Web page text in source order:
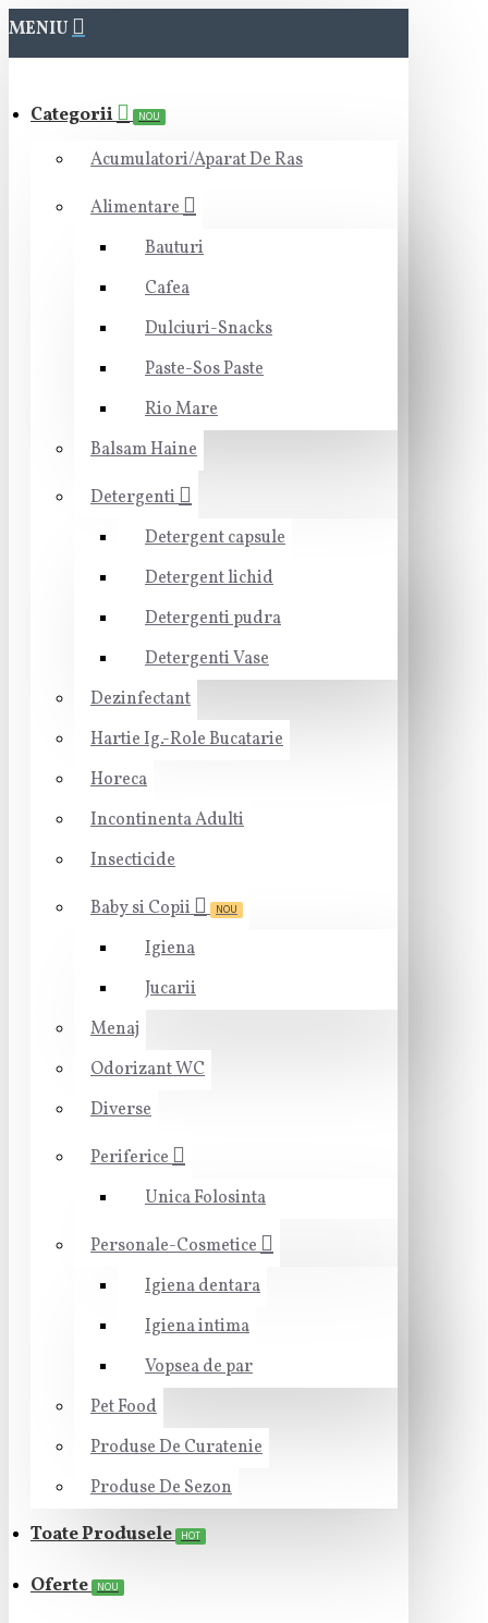
MENIU
Categorii NOU
Acumulatori/Aparat De Ras
Alimentare
Bauturi
Cafea
Dulciuri-Snacks
Paste-Sos Paste
Rio Mare
Balsam Haine
Detergenti
Detergent capsule
Detergent lichid
Detergenti pudra
Detergenti Vase
Dezinfectant
Hartie Ig.-Role Bucatarie
Horeca
Incontinenta Adulti
Insecticide
Baby si Copii
NOU
Igiena
Jucarii
Menaj
Odorizant WC
Diverse
Periferice
Unica Folosinta
Personale-Cosmetice
Igiena dentara
Igiena intima
Vopsea de par
Pet Food
Produse De Curatenie
Produse De Sezon
Toate Produsele HOT
Oferte NOU